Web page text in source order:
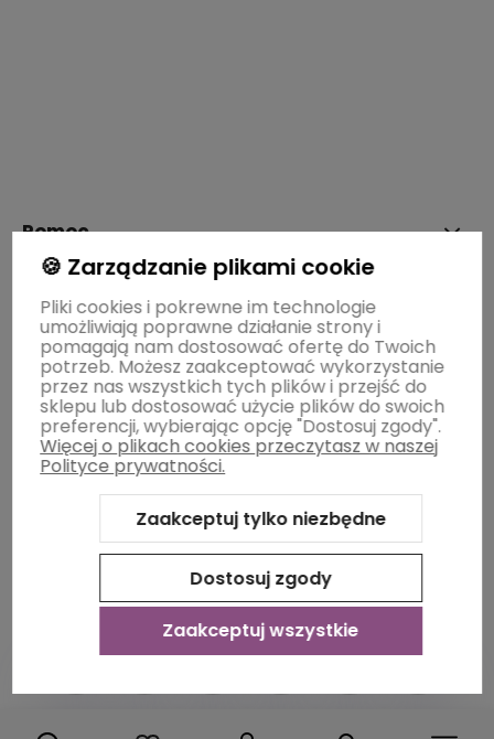
Pomoc
Moje konto
Płatności i dostawa
Informacje
🍪 Zarządzanie plikami cookie
Pliki cookies i pokrewne im technologie
umożliwiają poprawne działanie strony i
pomagają nam dostosować ofertę do Twoich
potrzeb. Możesz zaakceptować wykorzystanie
przez nas wszystkich tych plików i przejść do
sklepu lub dostosować użycie plików do swoich
preferencji, wybierając opcję "Dostosuj zgody".
Więcej o plikach cookies przeczytasz w naszej
Polityce prywatności.
Zaakceptuj tylko niezbędne
Dostosuj zgody
Zaakceptuj wszystkie